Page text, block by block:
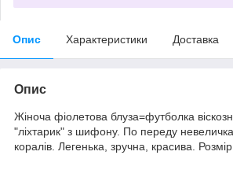
Опис Характеристики Доставка
Опис
Жіноча фіолетова блуза=футболка
"ліхтарик" з шифону. По переду
коралів. Легенька, зручна, красива.